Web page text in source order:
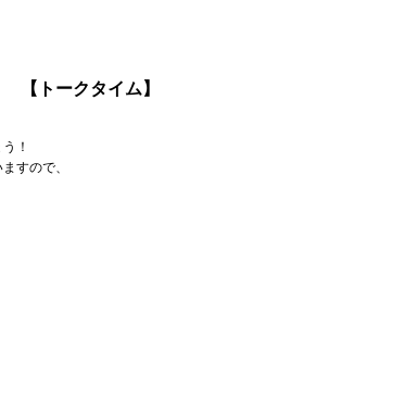
【トークタイム】
！
すので、